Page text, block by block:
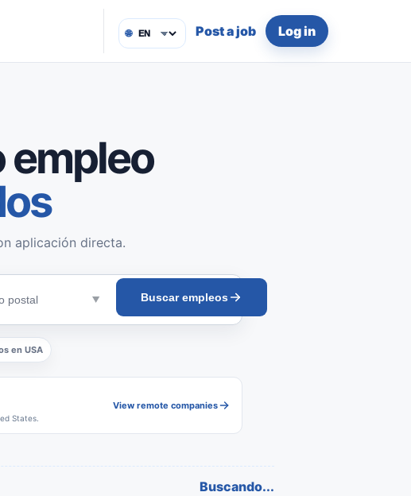
🌐 Post a job Log in
empleo
aplicación directa.
Buscar empleos
en USA
States.
View remote companies
Buscando...